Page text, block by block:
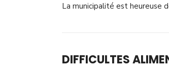
La municipalité est heureuse
DIFFICULTES